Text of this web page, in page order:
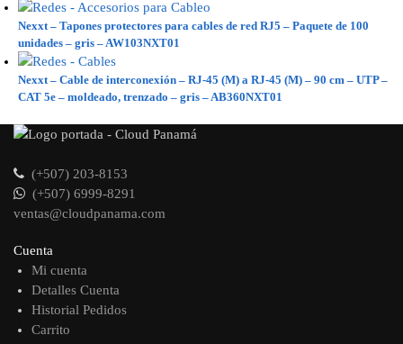
Nexxt – Tapones protectores para cables de red RJ5 – Paquete de 100
unidades – gris – AW103NXT01
Nexxt – Cable de interconexión – RJ-45 (M) a RJ-45 (M) – 90 cm – UTP –
CAT 5e – moldeado, trenzado – gris – AB360NXT01
(+507) 203-8153
(+507) 6999-8291
ventas@cloudpanama.com
Cuenta
Mi cuenta
Detalles Cuenta
Historial Pedidos
Carrito